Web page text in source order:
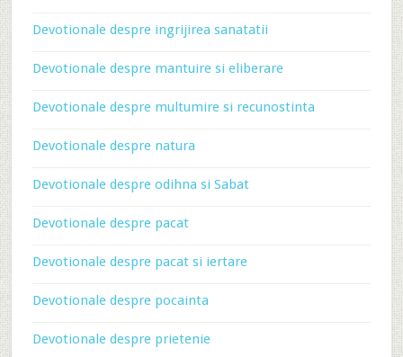
Devotionale despre ingrijirea sanatatii
Devotionale despre mantuire si eliberare
Devotionale despre multumire si recunostinta
Devotionale despre natura
Devotionale despre odihna si Sabat
Devotionale despre pacat
Devotionale despre pacat si iertare
Devotionale despre pocainta
Devotionale despre prietenie